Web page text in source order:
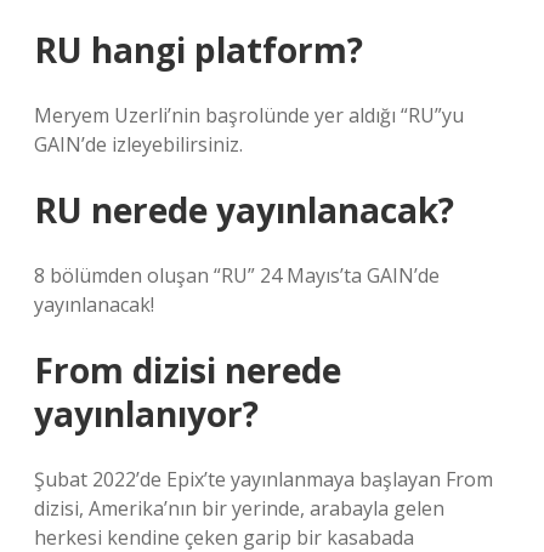
RU hangi platform?
Meryem Uzerli’nin başrolünde yer aldığı “RU”yu
GAIN’de izleyebilirsiniz.
RU nerede yayınlanacak?
8 bölümden oluşan “RU” 24 Mayıs’ta GAIN’de
yayınlanacak!
From dizisi nerede
yayınlanıyor?
Şubat 2022’de Epix’te yayınlanmaya başlayan From
dizisi, Amerika’nın bir yerinde, arabayla gelen
herkesi kendine çeken garip bir kasabada